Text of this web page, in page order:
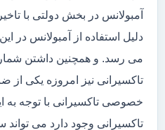
آمبولانس در بخش دولتی با
دلیل استفاده از آمبولانس در
می رسد. و همچنین داشتن
تاکسیرانی نیز امروزه یکی از
خصوصی تاکسیرانی با توجه به
تاکسیرانی وجود دارد می تواند